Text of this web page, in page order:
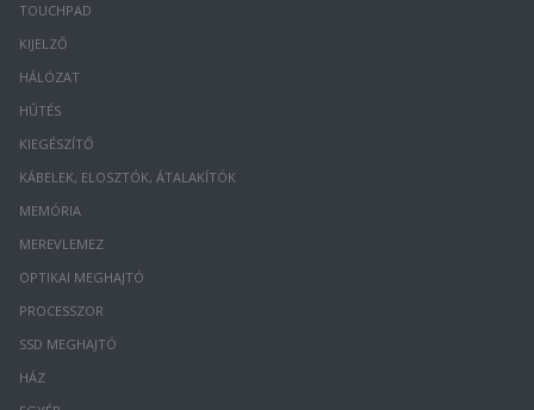
TOUCHPAD
KIJELZŐ
HÁLÓZAT
HŰTÉS
KIEGÉSZÍTŐ
KÁBELEK, ELOSZTÓK, ÁTALAKÍTÓK
MEMÓRIA
MEREVLEMEZ
OPTIKAI MEGHAJTÓ
PROCESSZOR
SSD MEGHAJTÓ
HÁZ